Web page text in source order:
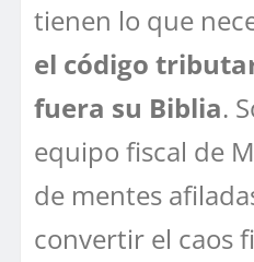
tienen lo que
el código
fuera su Biblia.
equipo fiscal de
de mentes
convertir el caos